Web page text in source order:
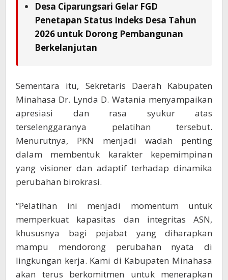
Desa Ciparungsari Gelar FGD
Penetapan Status Indeks Desa Tahun
2026 untuk Dorong Pembangunan
Berkelanjutan
Sementara itu, Sekretaris Daerah Kabupaten
Minahasa Dr. Lynda D. Watania menyampaikan
apresiasi dan rasa syukur atas
terselenggaranya pelatihan tersebut.
Menurutnya, PKN menjadi wadah penting
dalam membentuk karakter kepemimpinan
yang visioner dan adaptif terhadap dinamika
perubahan birokrasi.
“Pelatihan ini menjadi momentum untuk
memperkuat kapasitas dan integritas ASN,
khususnya bagi pejabat yang diharapkan
mampu mendorong perubahan nyata di
lingkungan kerja. Kami di Kabupaten Minahasa
akan terus berkomitmen untuk menerapkan